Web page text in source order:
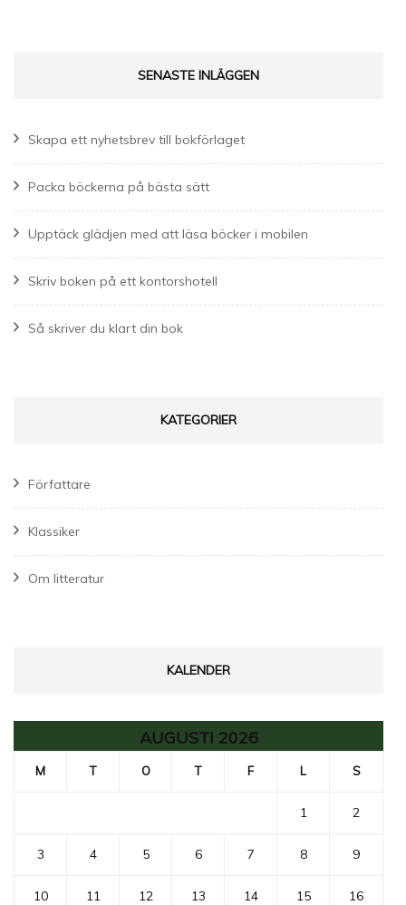
SENASTE INLÄGGEN
Skapa ett nyhetsbrev till bokförlaget
Packa böckerna på bästa sätt
Upptäck glädjen med att läsa böcker i mobilen
Skriv boken på ett kontorshotell
Så skriver du klart din bok
KATEGORIER
Författare
Klassiker
Om litteratur
KALENDER
AUGUSTI 2026
M T O T F L S
1 2
3 4 5 6 7 8 9
10 11 12 13 14 15 16